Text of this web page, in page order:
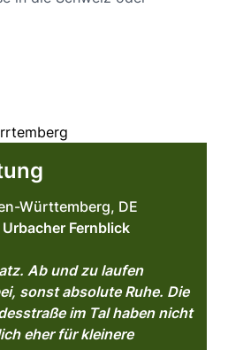
Württemberg, DE
Fernblick
Ab und zu laufen
sonst absolute Ruhe. Die
im Tal haben nicht
eher für kleinere